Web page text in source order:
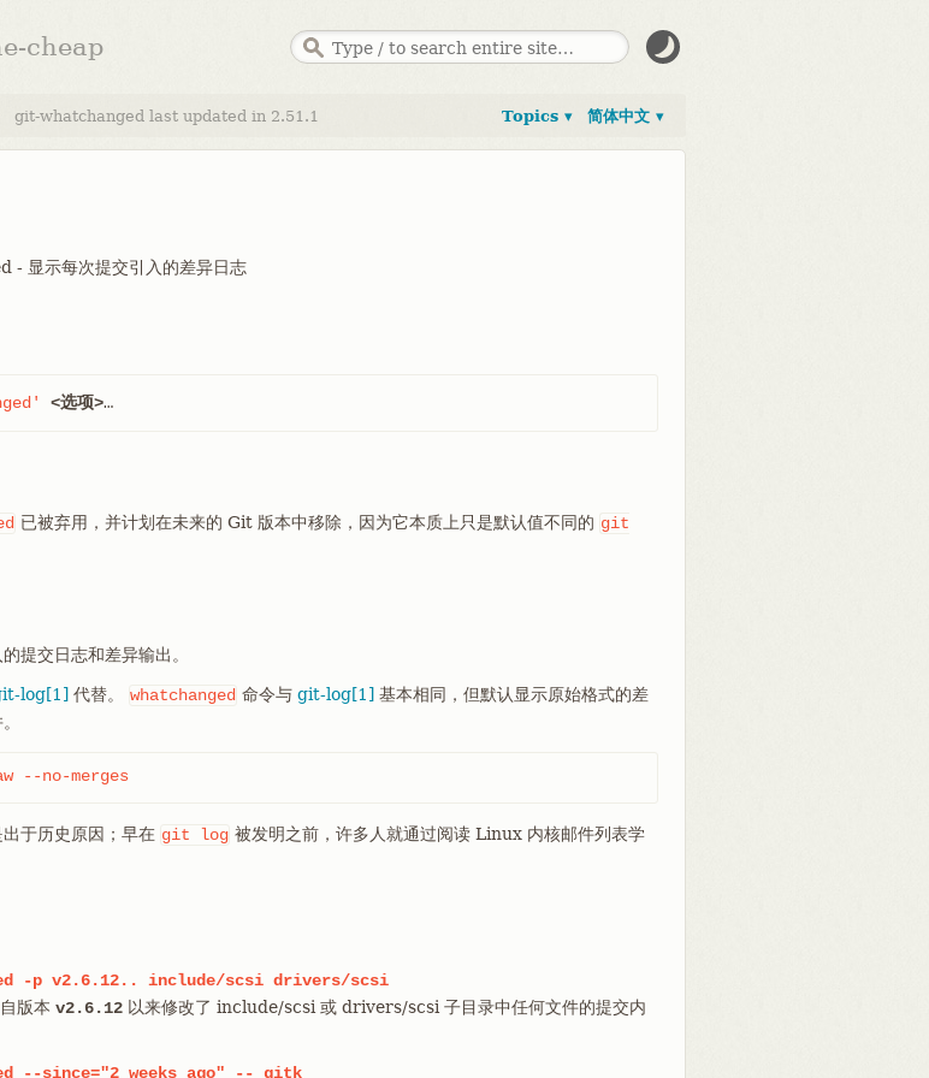
cheap
简体中文 ▾
Topics ▾
git-whatchanged last updated in 2.51.1
显示每次提交引入的差异日志
<选项>…​
已被弃用，并计划在未来的 Git 版本中移除，因为它本质上只是默认值不同的 git
提交日志和差异输出。
log[1] 代替。 whatchanged 命令与 git-log[1] 基本相同，但默认显示原始格式的差
--no-merges
于历史原因；早在 git log 被发明之前，许多人就通过阅读 Linux 内核邮件列表学
-p v2.6.12.. include/scsi drivers/scsi
版本 v2.6.12 以来修改了 include/scsi 或 drivers/scsi 子目录中任何文件的提交内
--since="2 weeks ago" -- gitk